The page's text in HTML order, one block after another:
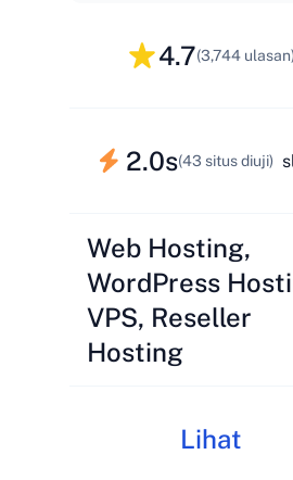
4.7(3,744 ulasan)
2.0s(43 situs diuji)
Web Hosting,
WordPress
VPS, Reseller
Hosting
Lihat